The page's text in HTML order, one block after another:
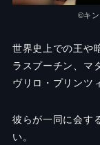
©︎キン
世界史上での王や
ラスプーチン、マ
ヴリロ・プリンツ
彼らが一同に会す
い。